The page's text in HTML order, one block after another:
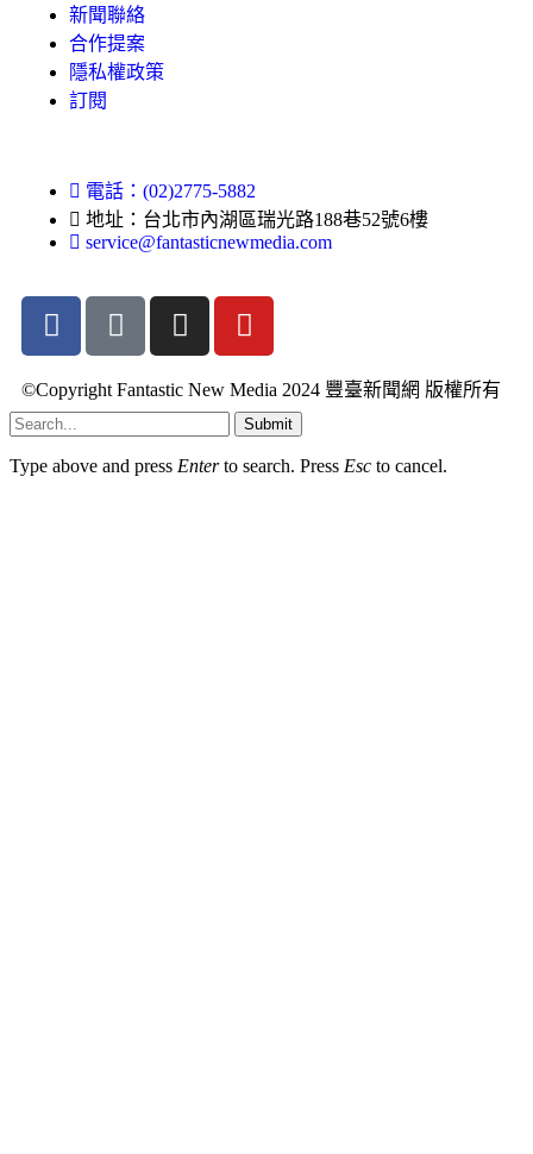
新聞聯絡
合作提案
隱私權政策
訂閱
電話：(02)2775-5882
地址：台北市內湖區瑞光路188巷52號6樓
service@fantasticnewmedia.com
©Copyright Fantastic New Media 2024 豐臺新聞網 版權所有
Submit
Type above and press Enterto search. Press Esc to cancel.